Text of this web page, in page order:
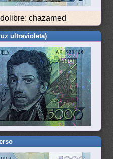
chazamed
ultravioleta)